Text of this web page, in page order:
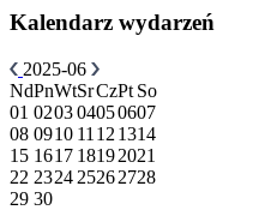
Kalendarz wydarzeń
2025-06
NdPnWtSrCzPt So
01 020304050607
08 0910 11 12 1314
15 1617 18192021
22 2324 25262728
29 30